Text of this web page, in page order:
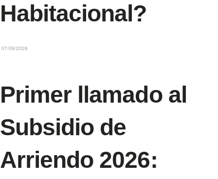
Habitacional?
07/08/2026
Primer llamado al
Subsidio de
Arriendo 2026: